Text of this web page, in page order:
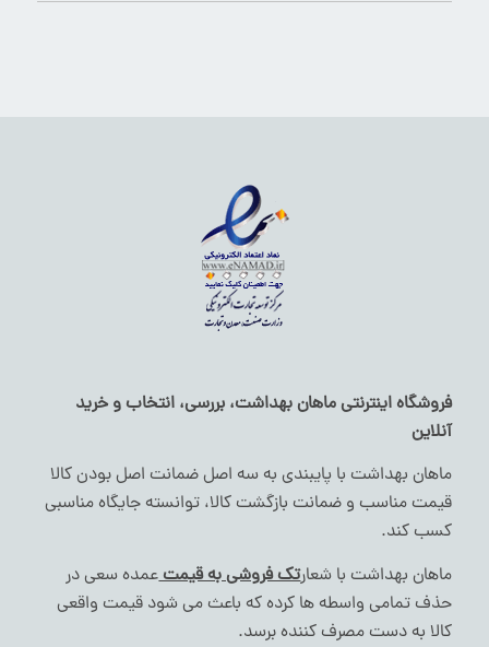
فروشگاه اینترنتی ماهان بهداشت، بررسی، انتخاب و خرید
آنلاین
ماهان بهداشت با پایبندی به سه اصل ضمانت اصل بودن کالا
قیمت مناسب و ضمانت بازگشت کالا، توانسته جایگاه مناسبی
کسب کند.
ماهان بهداشت با شعارتک فروشی به قیمتعمده سعی در
حذف تمامی واسطه ها کرده که باعث می شود قیمت واقعی
کالا به دست مصرف کننده برسد.